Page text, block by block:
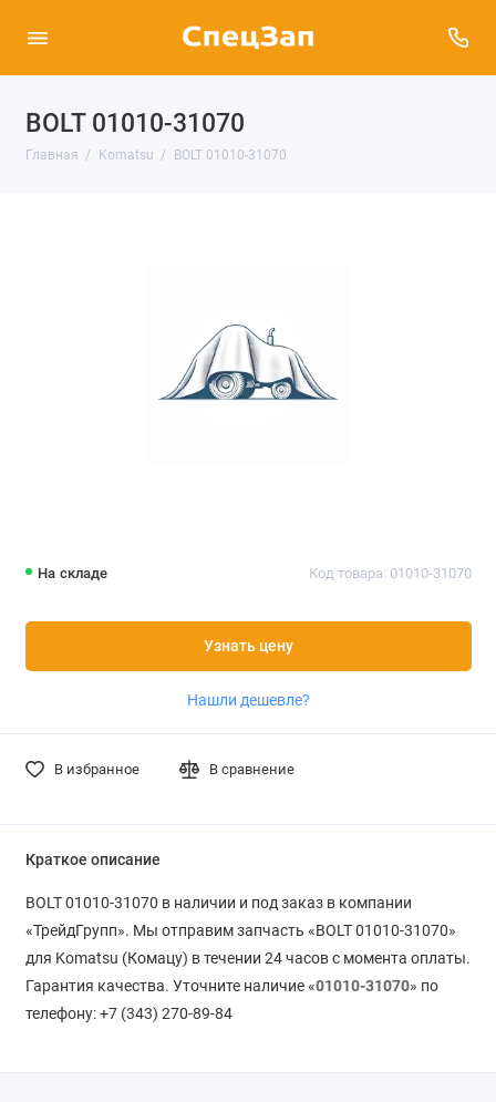
BOLT 01010-31070
Главная Komatsu BOLT 01010-31070
На складе Код товара: 01010-31070
Узнать цену
Нашли дешевле?
В избранное В сравнение
Краткое описание
BOLT 01010-31070 в наличии и под заказ в компании
«ТрейдГрупп». Мы отправим запчасть «BOLT 01010-31070»
для Komatsu (Комацу) в течении 24 часов с момента оплаты.
Гарантия качества. Уточните наличие «01010-31070» по
телефону: +7 (343) 270-89-84